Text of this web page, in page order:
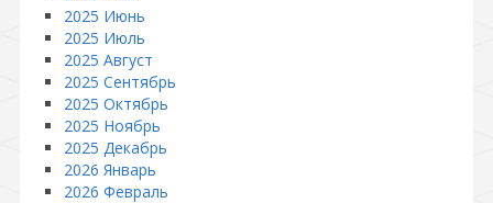
2025 Июнь
2025 Июль
2025 Август
2025 Сентябрь
2025 Октябрь
2025 Ноябрь
2025 Декабрь
2026 Январь
2026 Февраль